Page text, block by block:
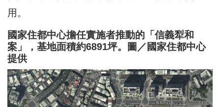
用。
國家住都中心擔任實施者推動的「信義犁和
案」，基地面積約6891坪。圖／國家住都中心
提供